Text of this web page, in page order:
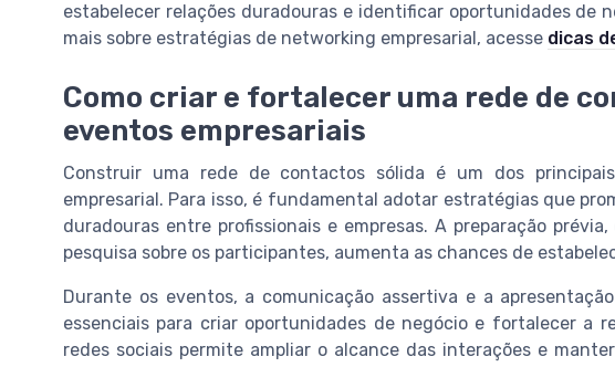
estabelecer relações duradouras e identificar oportunidades de
mais sobre estratégias de networking empresarial, acesse dicas
Como criar e fortalecer uma rede de
eventos empresariais
Construir uma rede de contactos sólida é um dos
empresarial. Para isso, é fundamental adotar estratégias que
duradouras entre profissionais e empresas. A preparação
pesquisa sobre os participantes, aumenta as chances de
Durante os eventos, a comunicação assertiva e a
essenciais para criar oportunidades de negócio e fortalecer a
redes sociais permite ampliar o alcance das interações e